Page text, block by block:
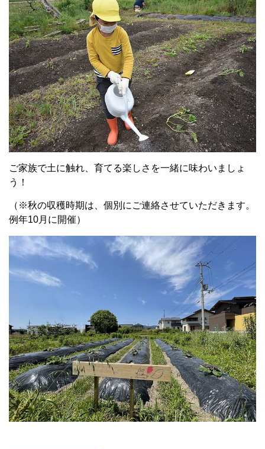
ご家族で土に触れ、育てる楽しさを一緒に味わいましょ
う！
（※秋の収穫時期は、個別にご連絡させていただきます。
例年10月に開催）